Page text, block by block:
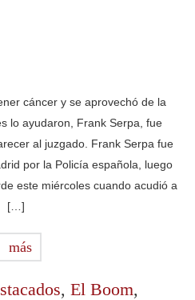
cáncer y se aprovechó de la
lo ayudaron, Frank Serpa, fue
al juzgado. Frank Serpa fue
por la Policía española, luego
este miércoles cuando acudió a
[…]
más
, El Boom,